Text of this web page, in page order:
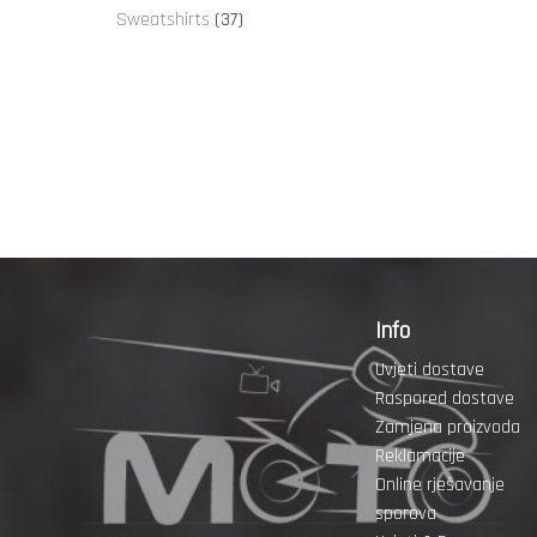
proizvoda
Sweatshirts 3737
Info
Uvjeti dostave
Raspored dostave
Zamjena proizvoda
Reklamacije
Online rješavanje
sporova